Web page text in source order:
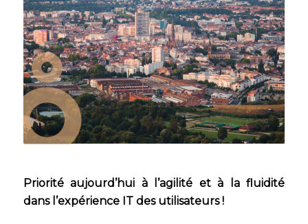
Priorité aujourd’hui à l’agilité et à la fluidité
dans l’expérience IT des utilisateurs !